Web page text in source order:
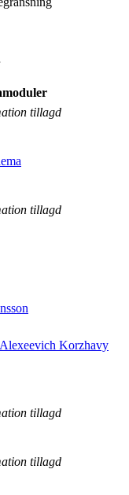
tillagd
tillagd
Korzhavy
tillagd
tillagd